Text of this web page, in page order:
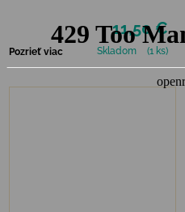
11,50 €
Pozrieť viac Skladom (1 ks)